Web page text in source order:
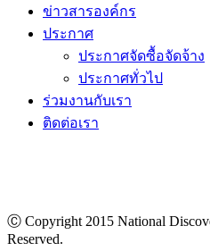
ข่าวสารองค์กร
ประกาศ
ประกาศจัดซื้อจัดจ้าง
ประกาศทั่วไป
ร่วมงานกับเรา
ติดต่อเรา
Ⓒ Copyright 2015 National
Reserved.